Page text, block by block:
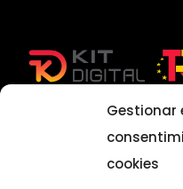
Gestionar
cookies